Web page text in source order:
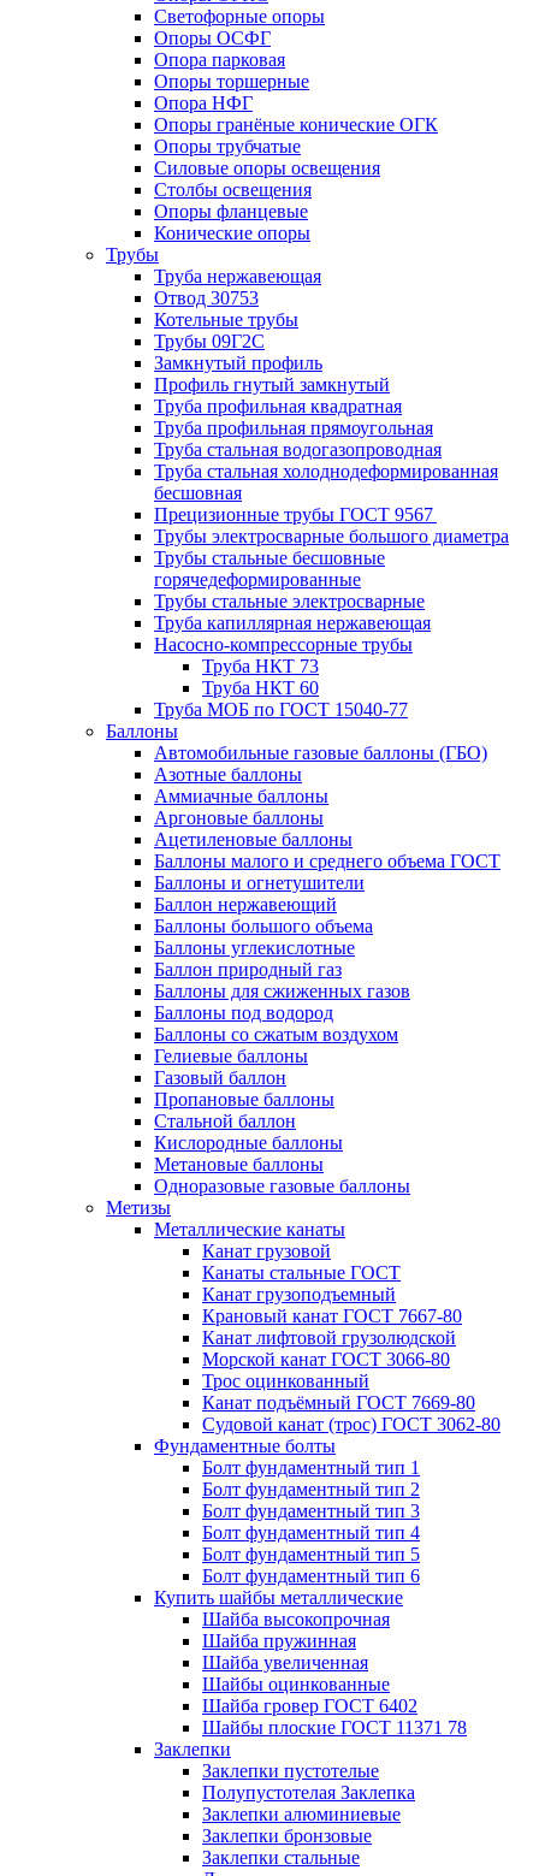
Светофорные опоры
Опоры ОСФГ
Опора парковая
Опоры торшерные
Опора НФГ
Опоры гранёные конические ОГК
Опоры трубчатые
Силовые опоры освещения
Столбы освещения
Опоры фланцевые
Конические опоры
Трубы
Труба нержавеющая
Отвод 30753
Котельные трубы
Трубы 09Г2С
Замкнутый профиль
Профиль гнутый замкнутый
Труба профильная квадратная
Труба профильная прямоугольная
Труба стальная водогазопроводная
Труба стальная холоднодеформированная
бесшовная
Прецизионные трубы ГОСТ 9567
Трубы электросварные большого диаметра
Трубы стальные бесшовные
горячедеформированные
Трубы стальные электросварные
Труба капиллярная нержавеющая
Насосно-компрессорные трубы
Труба НКТ 73
Труба НКТ 60
Труба МОБ по ГОСТ 15040-77
Баллоны
Автомобильные газовые баллоны (ГБО)
Азотные баллоны
Аммиачные баллоны
Аргоновые баллоны
Ацетиленовые баллоны
Баллоны малого и среднего объема ГОСТ
Баллоны и огнетушители
Баллон нержавеющий
Баллоны большого объема
Баллоны углекислотные
Баллон природный газ
Баллоны для сжиженных газов
Баллоны под водород
Баллоны со сжатым воздухом
Гелиевые баллоны
Газовый баллон
Пропановые баллоны
Стальной баллон
Кислородные баллоны
Метановые баллоны
Одноразовые газовые баллоны
Метизы
Металлические канаты
Канат грузовой
Канаты стальные ГОСТ
Канат грузоподъемный
Крановый канат ГОСТ 7667-80
Канат лифтовой грузолюдской
Морской канат ГОСТ 3066-80
Трос оцинкованный
Канат подъёмный ГОСТ 7669-80
Судовой канат (трос) ГОСТ 3062-80
Фундаментные болты
Болт фундаментный тип 1
Болт фундаментный тип 2
Болт фундаментный тип 3
Болт фундаментный тип 4
Болт фундаментный тип 5
Болт фундаментный тип 6
Купить шайбы металлические
Шайба высокопрочная
Шайба пружинная
Шайба увеличенная
Шайбы оцинкованные
Шайба гровер ГОСТ 6402
Шайбы плоские ГОСТ 11371 78
Заклепки
Заклепки пустотелые
Полупустотелая Заклепка
Заклепки алюминиевые
Заклепки бронзовые
Заклепки стальные